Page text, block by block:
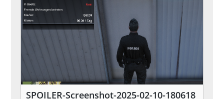
SPOILER-Screenshot-2025-02-10-180618